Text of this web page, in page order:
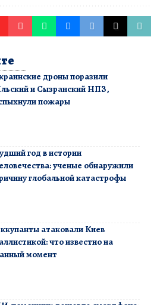
дроны поразили
и Сызранский НПЗ,
пожары
год в истории
ученые обнаружили
глобальной катастрофы
атаковали Киев
что известно на
момент